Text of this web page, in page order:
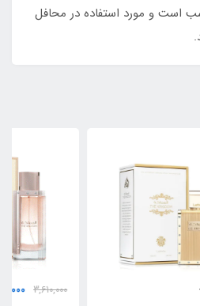
است و مورد استفاده در محافل
تومان